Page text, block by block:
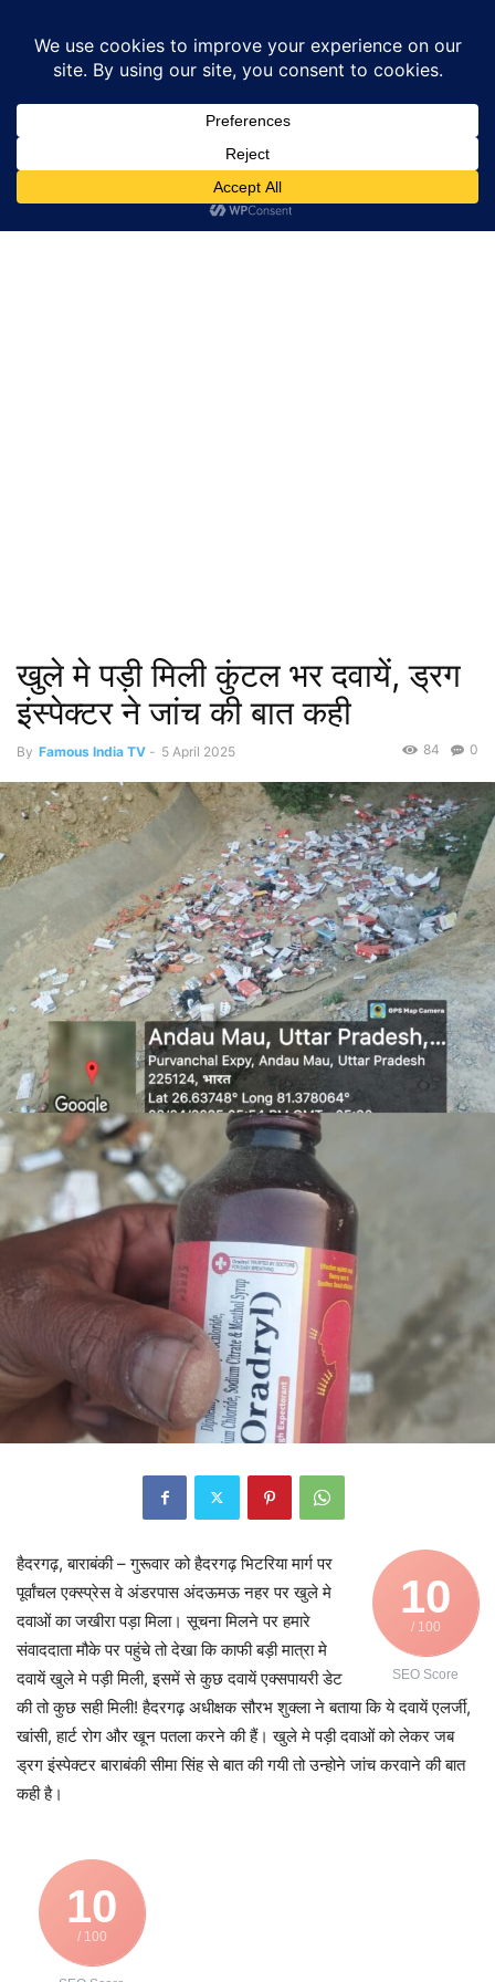
खुले मे पड़ी मिली कुंटल भर दवायें, ड्रग
इंस्पेक्टर ने जांच की बात कही
By Famous India TV - 5 April 2025 0
84
10
/ 100
SEO Score
हैदरगढ़, बाराबंकी – गुरूवार को हैदरगढ़ भिटरिया मार्ग पर
पूर्वांचल एक्स्प्रेस वे अंडरपास अंदऊमऊ नहर पर खुले मे
दवाओं का जखीरा पड़ा मिला। सूचना मिलने पर हमारे
संवाददाता मौके पर पहुंचे तो देखा कि काफी बड़ी मात्रा मे
दवायें खुले मे पड़ी मिली, इसमें से कुछ दवायें एक्सपायरी डेट
की तो कुछ सही मिली! हैदरगढ़ अधीक्षक सौरभ शुक्ला ने बताया कि ये दवायें एलर्जी,
खांसी, हार्ट रोग और खून पतला करने की हैं। खुले मे पड़ी दवाओं को लेकर जब
ड्रग इंस्पेक्टर बाराबंकी सीमा सिंह से बात की गयी तो उन्होने जांच करवाने की बात
कही है।
10
/ 100